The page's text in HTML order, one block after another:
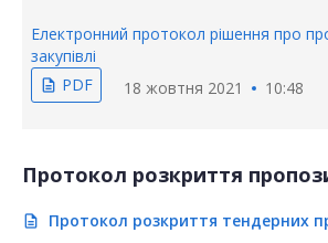
Електронний протокол рішення про
закупівлі
description PDF 18 жовтня 2021 10:48
Протокол розкриття
description Протокол розкриття тендерних